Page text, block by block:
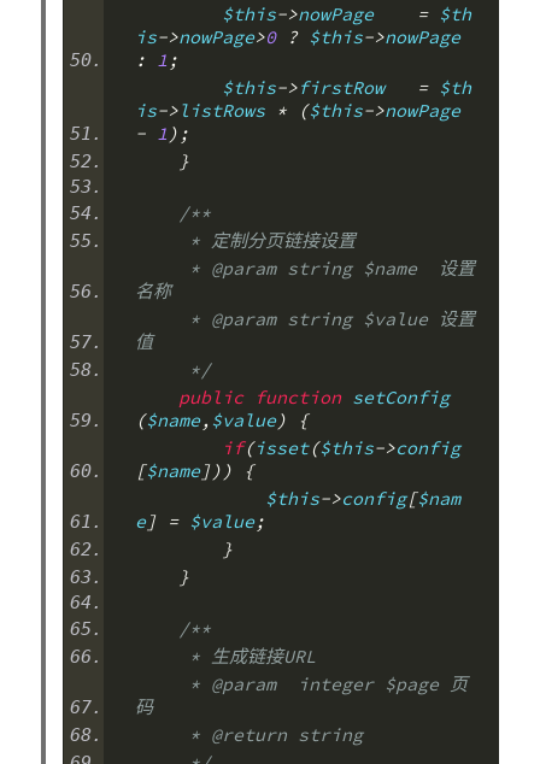
        $this
->nowPage = $th
is->nowPage>0 ? $this->
nowPage
: 1 ;
        $this
->firstRow = $th
is->listRows * ($this->
nowPage
- 1 );
}
/**
     * 定制分页链接设置
名称
值
     */
public
function setConfig
($name, $value)
{
if(isset($this->config
[$name]))
{
            $this
->config[$nam
e] = $value;
}
}
/**
     * 生成链接URL
码
     * @return string